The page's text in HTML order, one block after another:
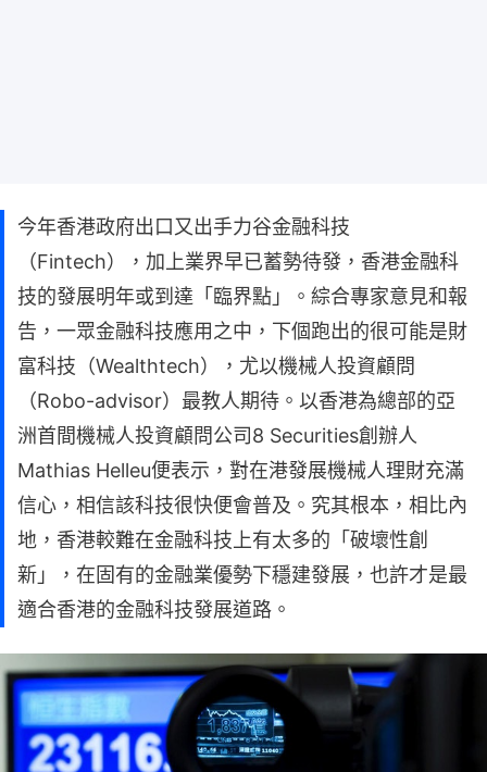
今年香港政府出口又出手力谷金融科技
（Fintech），加上業界早已蓄勢待發，香港金融科
技的發展明年或到達「臨界點」。綜合專家意見和報
告，一眾金融科技應用之中，下個跑出的很可能是財
富科技（Wealthtech），尤以機械人投資顧問
（Robo-advisor）最教人期待。以香港為總部的亞
洲首間機械人投資顧問公司8 Securities創辦人
Mathias Helleu便表示，對在港發展機械人理財充滿
信心，相信該科技很快便會普及。究其根本，相比內
地，香港較難在金融科技上有太多的「破壞性創
新」，在固有的金融業優勢下穩建發展，也許才是最
適合香港的金融科技發展道路。